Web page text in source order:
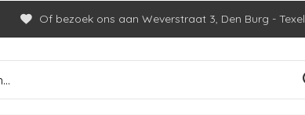
Of bezoek ons aan Weverstraat 3, Den Burg - Texel